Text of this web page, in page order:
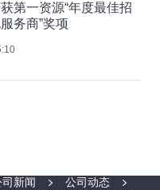
第一资源“年度最佳招
务商”奖项
司新闻
公司动态